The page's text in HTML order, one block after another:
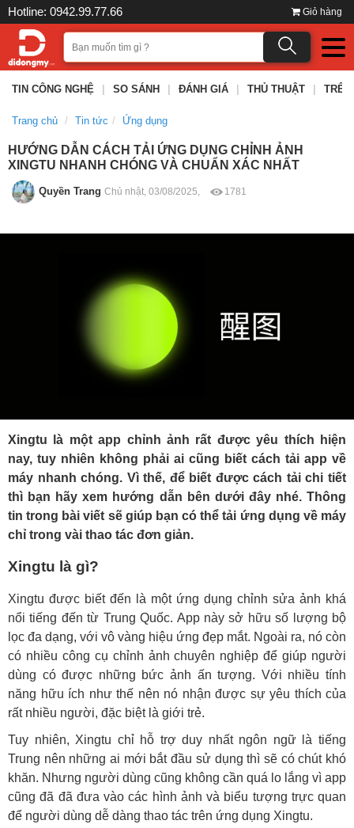
Hotline: 0942.99.77.66 Giỏ hàng
TIN CÔNG NGHỆ SO SÁNH ĐÁNH GIÁ THỦ THUẬT TRÊN
Trang chủ Tin tức Ứng dụng
HƯỚNG DẪN CÁCH TẢI ỨNG DỤNG CHỈNH ẢNH
XINGTU NHANH CHÓNG VÀ CHUẨN XÁC NHẤT
Quyền Trang Chủ nhật, 03/08/2025, 1781
Xingtu là một app chỉnh ảnh rất được yêu thích hiện
nay, tuy nhiên không phải ai cũng biết cách tải app về
máy nhanh chóng. Vì thế, để biết được cách tải chi tiết
thì bạn hãy xem hướng dẫn bên dưới đây nhé. Thông
tin trong bài viết sẽ giúp bạn có thể tải ứng dụng về máy
chỉ trong vài thao tác đơn giản.
Xingtu là gì?
Xingtu được biết đến là một ứng dụng chỉnh sửa ảnh khá
nổi tiếng đến từ Trung Quốc. App này sở hữu số lượng bộ
lọc đa dạng, với vô vàng hiệu ứng đẹp mắt. Ngoài ra, nó còn
có nhiều công cụ chỉnh ảnh chuyên nghiệp để giúp người
dùng có được những bức ảnh ấn tượng. Với nhiều tính
năng hữu ích như thế nên nó nhận được sự yêu thích của
rất nhiều người, đặc biệt là giới trẻ.
Tuy nhiên, Xingtu chỉ hỗ trợ duy nhất ngôn ngữ là tiếng
Trung nên những ai mới bắt đầu sử dụng thì sẽ có chút khó
khăn. Nhưng người dùng cũng không cần quá lo lắng vì app
cũng đã đã đưa vào các hình ảnh và biểu tượng trực quan
để người dùng dễ dàng thao tác trên ứng dụng Xingtu.